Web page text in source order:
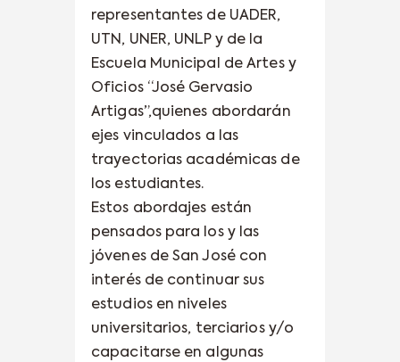
representantes de UADER,
UTN, UNER, UNLP y de la
Escuela Municipal de Artes y
Oficios “José Gervasio
Artigas”,quienes abordarán
ejes vinculados a las
trayectorias académicas de
los estudiantes.
Estos abordajes están
pensados para los y las
jóvenes de San José con
interés de continuar sus
estudios en niveles
universitarios, terciarios y/o
capacitarse en algunas